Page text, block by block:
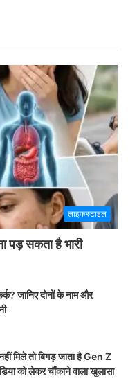
लाइफस्टाइल
पड़ सकता है भारी
जानिए दोनों के नाम और
तो बिगड़ जाता है Gen Z
को लेकर चौंकाने वाला खुलासा